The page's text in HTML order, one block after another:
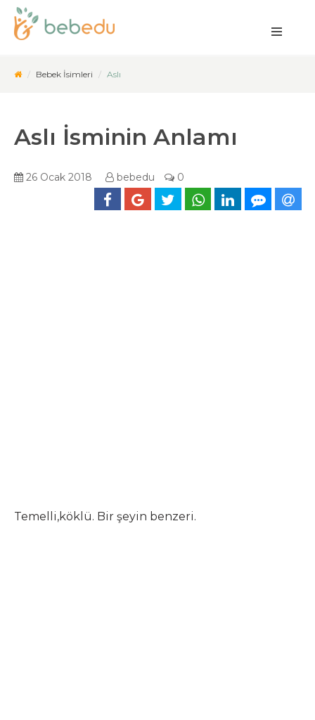
Bebek İsimleri Aslı
Aslı İsminin Anlamı
26 Ocak 2018 bebedu 0
Temelli,köklü. Bir şeyin benzeri.